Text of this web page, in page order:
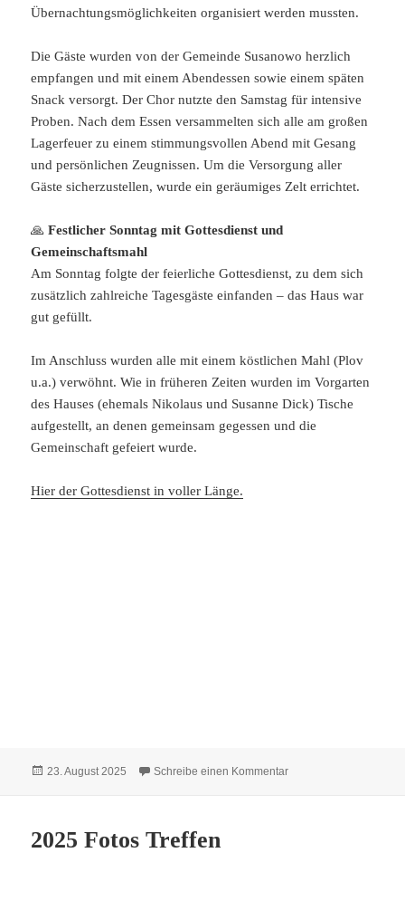
Übernachtungsmöglichkeiten organisiert werden mussten.
Die Gäste wurden von der Gemeinde Susanowo herzlich
empfangen und mit einem Abendessen sowie einem späten
Snack versorgt. Der Chor nutzte den Samstag für intensive
Proben. Nach dem Essen versammelten sich alle am großen
Lagerfeuer zu einem stimmungsvollen Abend mit Gesang
und persönlichen Zeugnissen. Um die Versorgung aller
Gäste sicherzustellen, wurde ein geräumiges Zelt errichtet.
🙏Festlicher Sonntag mit Gottesdienst und
Gemeinschaftsmahl
Am Sonntag folgte der feierliche Gottesdienst, zu dem sich
zusätzlich zahlreiche Tagesgäste einfanden – das Haus war
gut gefüllt.
Im Anschluss wurden alle mit einem köstlichen Mahl (Plov
u.a.) verwöhnt. Wie in früheren Zeiten wurden im Vorgarten
des Hauses (ehemals Nikolaus und Susanne Dick) Tische
aufgestellt, an denen gemeinsam gegessen und die
Gemeinschaft gefeiert wurde.
Hier der Gottesdienst in voller Länge.
Veröffentlicht
23. August 2025 Schreibe einen Kommentarzu Sängerfest in
2025 Fotos Treffen